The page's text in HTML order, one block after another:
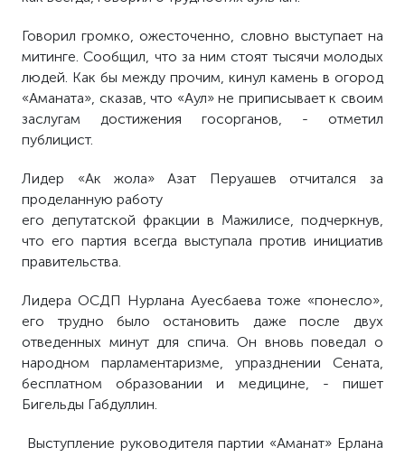
Говорил громко, ожесточенно, словно выступает на
митинге. Сообщил, что за ним стоят тысячи молодых
людей. Как бы между прочим, кинул камень в огород
«Аманата», сказав, что «Аул» не приписывает к своим
заслугам достижения госорганов, - отметил
публицист.
Лидер «Ак жола» Азат Перуашев отчитался за
проделанную работу
его депутатской фракции в Мажилисе, подчеркнув,
что его партия всегда выступала против инициатив
правительства.
Лидера ОСДП Нурлана Ауесбаева тоже «понесло»,
его трудно было остановить даже после двух
отведенных минут для спича. Он вновь поведал о
народном парламентаризме, упразднении Сената,
бесплатном образовании и медицине, - пишет
Бигельды Габдуллин.
Выступление руководителя партии «Аманат» Ерлана